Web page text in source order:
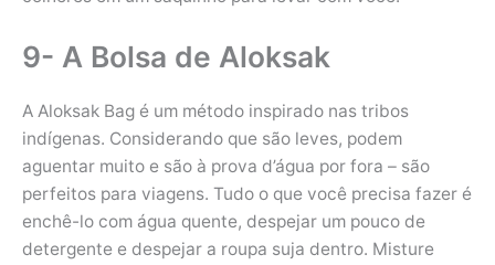
9- A Bolsa de Aloksak
A Aloksak Bag é um método inspirado nas tribos
indígenas. Considerando que são leves, podem
aguentar muito e são à prova d’água por fora – são
perfeitos para viagens. Tudo o que você precisa fazer é
enchê-lo com água quente, despejar um pouco de
detergente e despejar a roupa suja dentro. Misture